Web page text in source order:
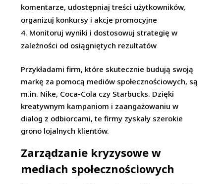
komentarze, udostępniaj treści użytkowników,
organizuj konkursy i akcje promocyjne
Monitoruj wyniki i dostosowuj strategię w
zależności od osiągniętych rezultatów
Przykładami firm, które skutecznie budują swoją
markę za pomocą mediów społecznościowych, są
m.in. Nike, Coca-Cola czy Starbucks. Dzięki
kreatywnym kampaniom i zaangażowaniu w
dialog z odbiorcami, te firmy zyskały szerokie
grono lojalnych klientów.
Zarządzanie kryzysowe w
mediach społecznościowych